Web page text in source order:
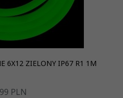
6X12 ZIELONY IP67 R1 1M
99 PLN